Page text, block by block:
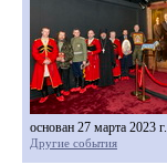
основан 27 марта 2023 г.
Другие события